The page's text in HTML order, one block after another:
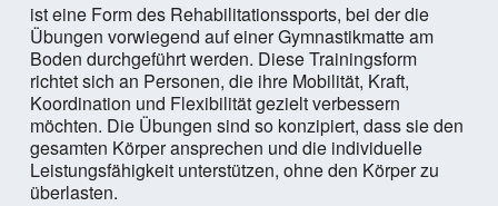
ist eine Form des Rehabilitationssports, bei der die
Übungen vorwiegend auf einer Gymnastikmatte am
Boden durchgeführt werden. Diese Trainingsform
richtet sich an Personen, die ihre Mobilität, Kraft,
Koordination und Flexibilität gezielt verbessern
möchten. Die Übungen sind so konzipiert, dass sie den
gesamten Körper ansprechen und die individuelle
Leistungsfähigkeit unterstützen, ohne den Körper zu
überlasten.